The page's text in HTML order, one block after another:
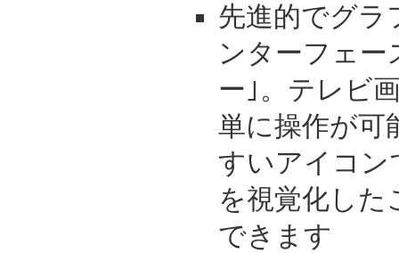
先進的でグラ
ンターフェ
ー｣。テレビ
単に操作が可
すいアイコン
を視覚化した
できます